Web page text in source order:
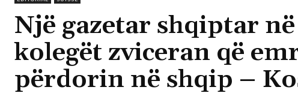
Një gazetar shqiptar
kolegët zviceran që
përdorin në shqip –